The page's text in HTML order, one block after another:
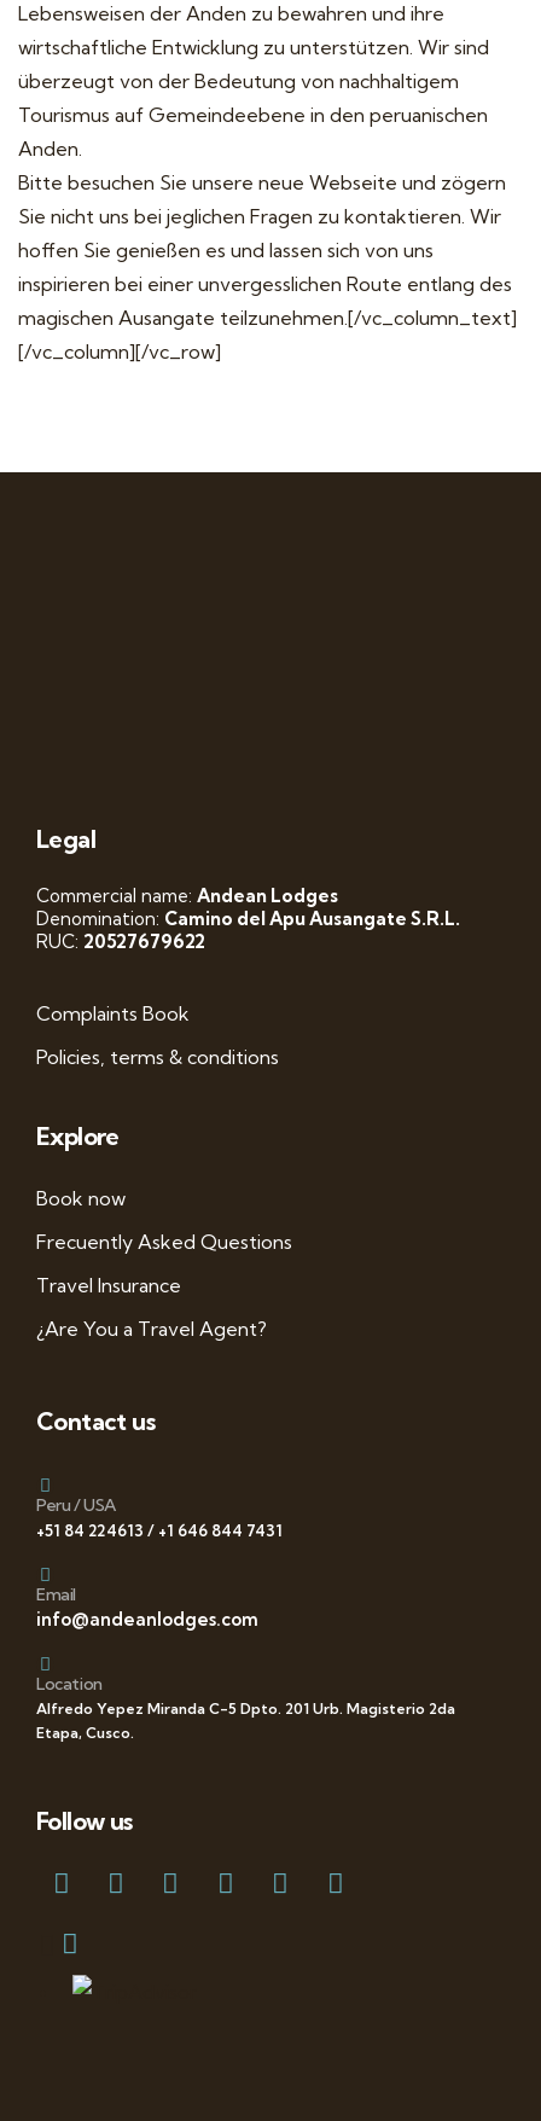
Lebensweisen der Anden zu bewahren und ihre
wirtschaftliche Entwicklung zu unterstützen. Wir sind
überzeugt von der Bedeutung von nachhaltigem
Tourismus auf Gemeindeebene in den peruanischen
Anden.
Bitte besuchen Sie unsere neue Webseite und zögern
Sie nicht uns bei jeglichen Fragen zu kontaktieren. Wir
hoffen Sie genießen es und lassen sich von uns
inspirieren bei einer unvergesslichen Route entlang des
magischen Ausangate teilzunehmen.[/vc_column_text]
[/vc_column][/vc_row]
Legal
Commercial name: Andean Lodges
Denomination: Camino del Apu Ausangate S.R.L.
RUC: 20527679622
Complaints Book
Policies, terms & conditions
Explore
Book now
Frecuently Asked Questions
Travel Insurance
¿Are You a Travel Agent?
Contact us
Peru / USA
+51 84 224613 / +1 646 844 7431
Email
info@andeanlodges.com
Location
Alfredo Yepez Miranda C-5 Dpto. 201 Urb. Magisterio 2da
Etapa, Cusco.
Follow us